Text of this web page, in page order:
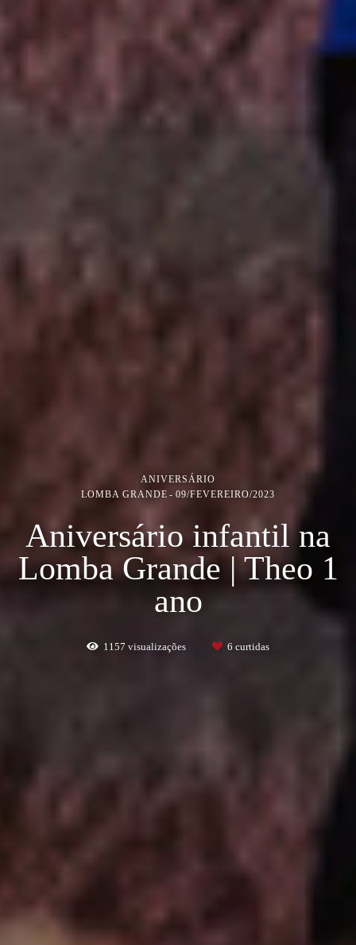
ANIVERSÁRIO
LOMBA GRANDE
09/FEVEREIRO/2023
Aniversário infantil na
Lomba Grande | Theo 1
ano
1157 visualizações 6 curtidas